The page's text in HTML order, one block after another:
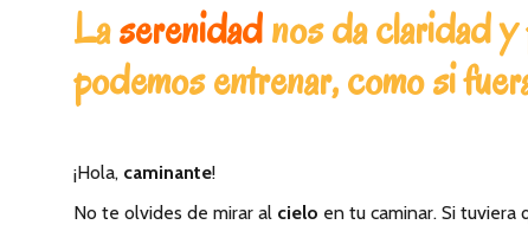
Laserenidadnos da claridad
podemos entrenar, como si
¡Hola, caminante!
No te olvides de mirar al cielo en tu caminar. Si tuviera